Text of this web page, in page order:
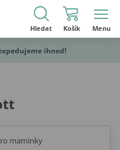
Hledat Košík Menu
ihned!
maminky